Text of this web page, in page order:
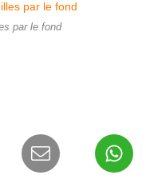
par le fond